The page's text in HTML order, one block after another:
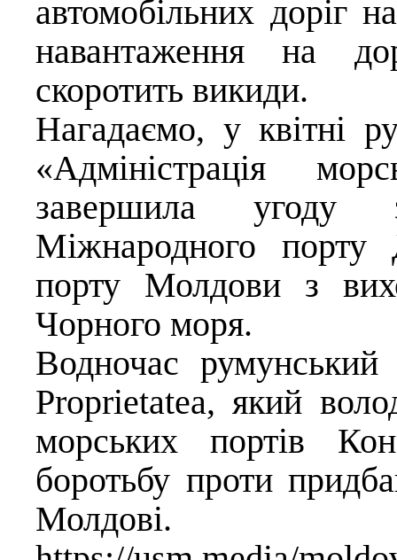
автомобільних доріг
навантаження на
скоротить викиди.
Нагадаємо, у квітні
«Адміністрація
завершила угоду
Міжнародного
порту Молдови з
Чорного моря.
Водночас
Proprietatea, який
морських портів
боротьбу проти
Молдові.